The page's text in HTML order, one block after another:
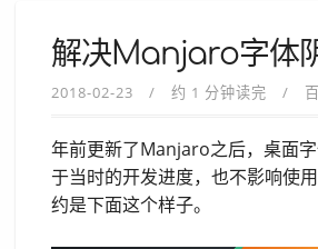
解决Manjaro字体
2018-02-23 约 1 分钟读完
年前更新了Manjaro之后，桌面
于当时的开发进度，也不影响使
约是下面这个样子。